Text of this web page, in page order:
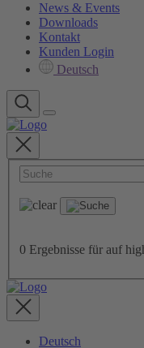
News & Events
Downloads
Kontakt
Kunden Login
Deutsch
0 Ergebnisse für auf
Deutsch